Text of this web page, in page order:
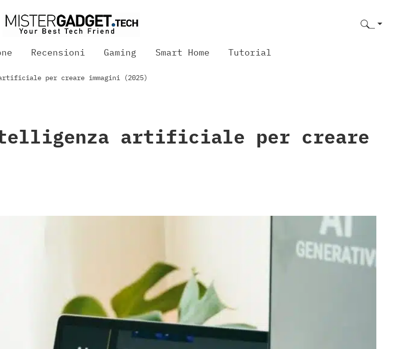
Recensioni Gaming Smart Home Tutorial
per creare immagini (2025)
artificiale per creare